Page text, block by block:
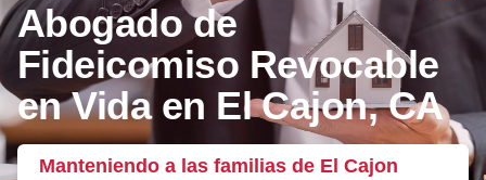
Abogado de
Fideicomiso Revocable
en Vida en El Cajon, CA
Manteniendo a las familias de El Cajon